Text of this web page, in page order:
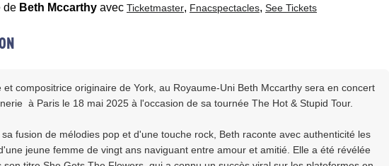
de Beth Mccarthy avec Ticketmaster, Fnacspectacles, See Tickets
et compositrice originaire de York, au Royaume-Uni Beth Mccarthy sera en concert
à Paris le 18 mai 2025 à l'occasion de sa tournée The Hot & Stupid Tour.
fusion de mélodies pop et d'une touche rock, Beth raconte avec authenticité les
jeune femme de vingt ans naviguant entre amour et amitié. Elle a été révélée